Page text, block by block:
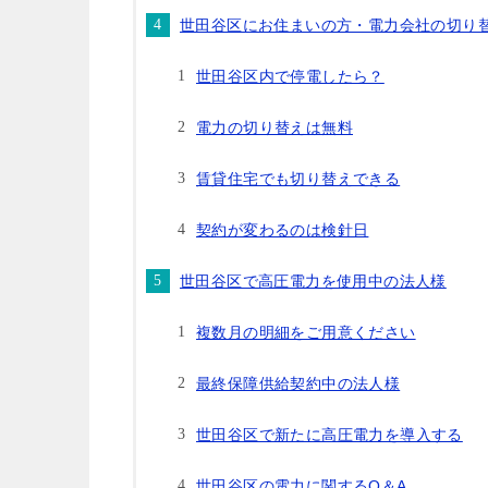
世田谷区にお住まいの方・電力会社の切り
世田谷区内で停電したら？
電力の切り替えは無料
賃貸住宅でも切り替えできる
契約が変わるのは検針日
世田谷区で高圧電力を使用中の法人様
複数月の明細をご用意ください
最終保障供給契約中の法人様
世田谷区で新たに高圧電力を導入する